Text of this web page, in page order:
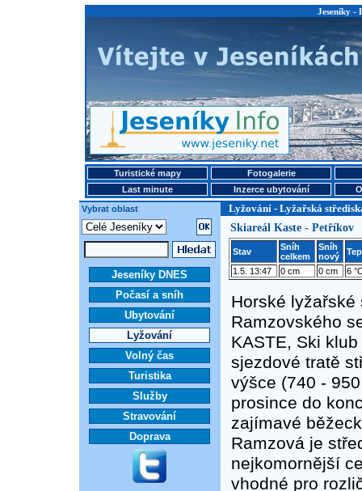
Jeseníky -
Turistické mapy
Fotogalerie
Last minute
Inzerce ubytování
Vybrat oblast
Lyžování - Lyžařská
Jeseníky DNES
Počasí a sníh
Ubytování
Lyžování
Volný čas
Turistika
Služby
Stravování
Doprava
Skiareál Kaste - Petříkov
Stav
Sníh
celkem
Sníh
nový
1.5. 13:47
0 cm 0 cm 6
Horské
Ramzovského
KASTE, Ski
sjezdové tratě
výšce (740 -
prosince do
zajímavé
Ramzová je
nejkomornější
vhodné pro